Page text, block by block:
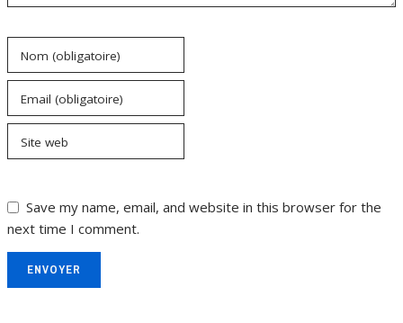
Nom (obligatoire)
Email (obligatoire)
Site web
Save my name, email, and website in this browser for the
next time I comment.
ENVOYER